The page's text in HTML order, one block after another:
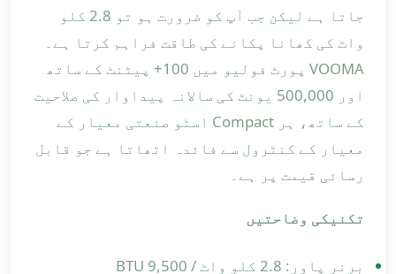
جاتا ہے لیکن جب آپ کو ضرورت ہو تو 2.8 کلو
واٹ کی کھانا پکانے کی طاقت فراہم کرتا ہے۔
VOOMA پورٹ فولیو میں 100+ پیٹنٹ کے ساتھ
اور 500,000 یونٹ کی سالانہ پیداوار کی صلاحیت
کے ساتھ، ہر Compact اسٹو صنعتی معیار کے
معیار کے کنٹرول سے فائدہ اٹھاتا ہے جو قابل
رسائی قیمت پر ہے۔
تکنیکی وضاحتیں
برنر پاور: 2.8 کلو واٹ / 9,500 BTU